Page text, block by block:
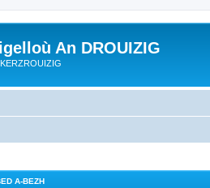
An DROUIZIG
A-BEZH